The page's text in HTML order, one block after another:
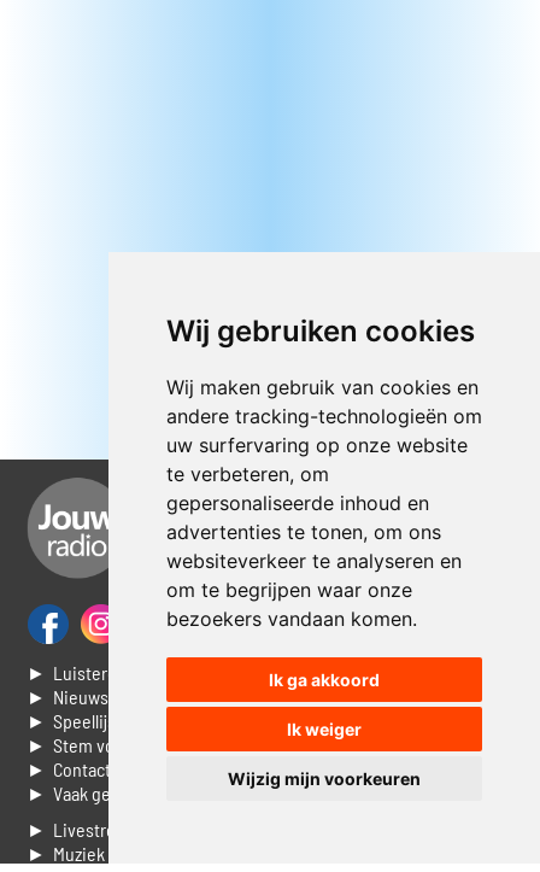
Wij gebruiken cookies
Wij maken gebruik van cookies en
andere tracking-technologieën om
uw surfervaring op onze website
te verbeteren, om
gepersonaliseerde inhoud en
advertenties te tonen, om ons
websiteverkeer te analyseren en
om te begrijpen waar onze
bezoekers vandaan komen.
Ik ga akkoord
Ik weiger
Wijzig mijn voorkeuren
► Luisteren naar Jouwradio
► Nieuws
► Speellijst
► Stem voor de Dag top 3
► Contacteer ons
► Vaak gestelde vragen
► Livestream informatie
► Muziek opzoeken